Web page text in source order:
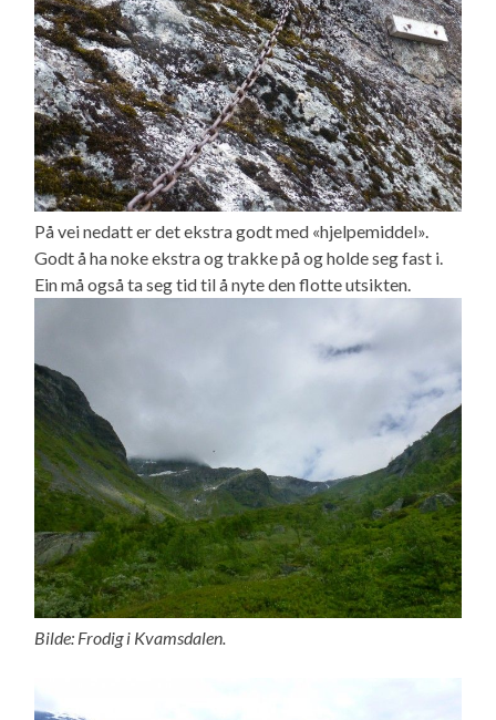
På vei nedatt er det ekstra godt med «hjelpemiddel».
Godt å ha noke ekstra og trakke på og holde seg fast i.
Ein må også ta seg tid til å nyte den flotte utsikten.
Bilde: Frodig i Kvamsdalen.